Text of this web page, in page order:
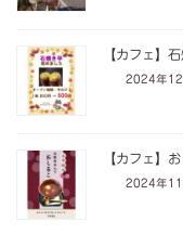
【カフェ】
2024年12
【カフェ】
2024年11